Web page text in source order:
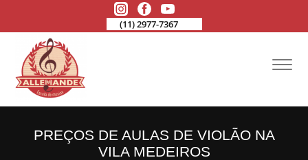
(11) 2977-7367
PREÇOS DE AULAS DE VIOLÃO NA
VILA MEDEIROS